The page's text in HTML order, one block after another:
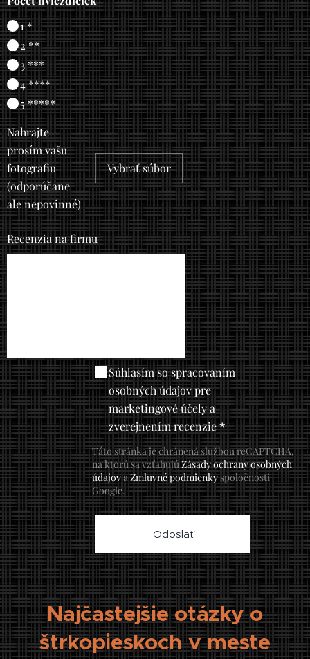
1 *
2 **
3 ***
4 ****
5 *****
Nahrajte
prosím vašu
fotografiu
(odporúčane
ale nepovinné)
Vybrať súbor
Recenzia na firmu
Súhlasím so spracovaním
osobných údajov pre
marketingové účely a
zverejnením recenzie
Táto stránka je chránená službou reCAPTCHA,
na ktorú sa vzťahujúZásady ochrany osobných
údajovaZmluvné podmienkyspoločnosti
Google.
Odoslať
Najčastejšie otázky o
štrkopieskoch v meste